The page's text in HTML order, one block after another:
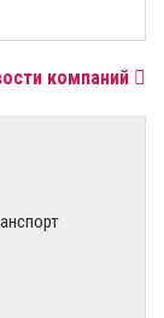
компаний